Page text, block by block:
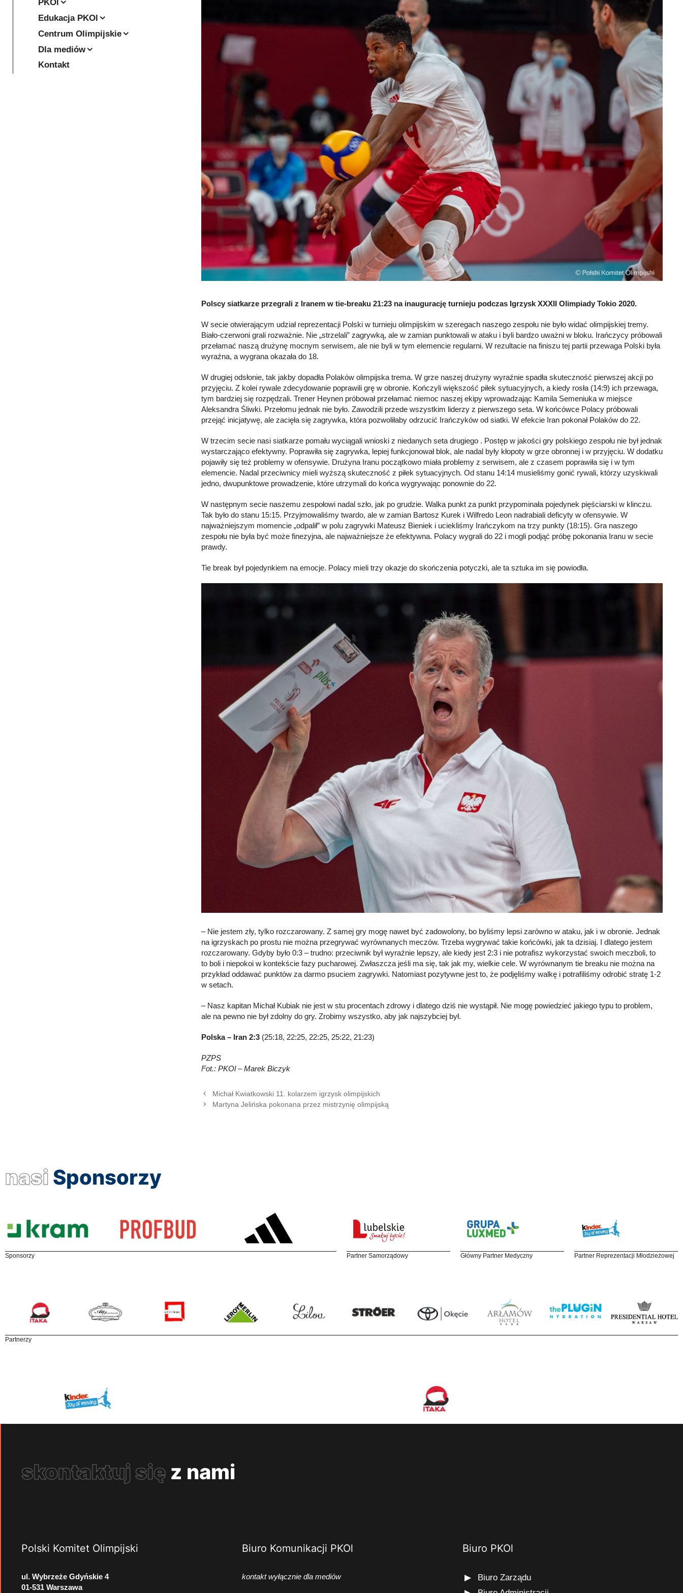
Polscy siatkarze przegrali z Iranem w tie-breaku 21:23 na inaugurację turnieju podczas Igrzysk XXXII Olimpiady Tokio 2020.
W secie otwierającym udział reprezentacji Polski w turnieju olimpijskim w szeregach naszego zespołu nie było widać olimpijskiej tremy.
Biało-czerwoni grali rozważnie. Nie „strzelali” zagrywką, ale w zamian punktowali w ataku i byli bardzo uważni w bloku. Irańczycy próbowali
przełamać naszą drużynę mocnym serwisem, ale nie byli w tym elemencie regularni. W rezultacie na finiszu tej partii przewaga Polski była
wyraźna, a wygrana okazała do 18.
W drugiej odsłonie, tak jakby dopadła Polaków olimpijska trema. W grze naszej drużyny wyraźnie spadła skuteczność pierwszej akcji po
przyjęciu. Z kolei rywale zdecydowanie poprawili grę w obronie. Kończyli większość piłek sytuacyjnych, a kiedy rosła (14:9) ich przewaga,
tym bardziej się rozpędzali. Trener Heynen próbował przełamać niemoc naszej ekipy wprowadzając Kamila Semeniuka w miejsce
Aleksandra Śliwki. Przełomu jednak nie było. Zawodzili przede wszystkim liderzy z pierwszego seta. W końcówce Polacy próbowali
przejąć inicjatywę, ale zacięła się zagrywka, która pozwoliłaby odrzucić Irańczyków od siatki. W efekcie Iran pokonał Polaków do 22.
W trzecim secie nasi siatkarze pomału wyciągali wnioski z niedanych seta drugiego . Postęp w jakości gry polskiego zespołu nie był jednak
wystarczająco efektywny. Poprawiła się zagrywka, lepiej funkcjonował blok, ale nadal były kłopoty w grze obronnej i w przyjęciu. W dodatku
pojawiły się też problemy w ofensywie. Drużyna Iranu początkowo miała problemy z serwisem, ale z czasem poprawiła się i w tym
elemencie. Nadal przeciwnicy mieli wyższą skuteczność z piłek sytuacyjnych. Od stanu 14:14 musieliśmy gonić rywali, którzy uzyskiwali
jedno, dwupunktowe prowadzenie, które utrzymali do końca wygrywając ponownie do 22.
W następnym secie naszemu zespołowi nadal szło, jak po grudzie. Walka punkt za punkt przypominała pojedynek pięściarski w klinczu.
Tak było do stanu 15:15. Przyjmowaliśmy twardo, ale w zamian Bartosz Kurek i Wilfredo Leon nadrabiali deficyty w ofensywie. W
najważniejszym momencie „odpalił” w polu zagrywki Mateusz Bieniek i uciekliśmy Irańczykom na trzy punkty (18:15). Gra naszego
zespołu nie była być może finezyjna, ale najważniejsze że efektywna. Polacy wygrali do 22 i mogli podjąć próbę pokonania Iranu w secie
prawdy.
Tie break był pojedynkiem na emocje. Polacy mieli trzy okazje do skończenia potyczki, ale ta sztuka im się powiodła.
– Nie jestem zły, tylko rozczarowany. Z samej gry mogę nawet być zadowolony, bo byliśmy lepsi zarówno w ataku, jak i w obronie. Jednak
na igrzyskach po prostu nie można przegrywać wyrównanych meczów. Trzeba wygrywać takie końcówki, jak ta dzisiaj. I dlatego jestem
rozczarowany. Gdyby było 0:3 – trudno: przeciwnik był wyraźnie lepszy, ale kiedy jest 2:3 i nie potrafisz wykorzystać swoich meczboli, to
to boli i niepokoi w kontekście fazy pucharowej. Zwłaszcza jeśli ma się, tak jak my, wielkie cele. W wyrównanym tie breaku nie można na
przykład oddawać punktów za darmo psuciem zagrywki. Natomiast pozytywne jest to, że podjęliśmy walkę i potrafiliśmy odrobić stratę 1-2
w setach.
– Nasz kapitan Michał Kubiak nie jest w stu procentach zdrowy i dlatego dziś nie wystąpił. Nie mogę powiedzieć jakiego typu to problem,
ale na pewno nie był zdolny do gry. Zrobimy wszystko, aby jak najszybciej był.
Polska – Iran 2:3 (25:18, 22:25, 22:25, 25:22, 21:23)
PZPS
Fot.: PKOl – Marek Biczyk
Michał Kwiatkowski 11. kolarzem igrzysk olimpijskich
Martyna Jelińska pokonana przez mistrzynię olimpijską
PKOl
Edukacja PKOl
Centrum Olimpijskie
Dla mediów
Kontakt
nasi Sponsorzy
Sponsorzy Partner Samorządowy Główny Partner Medyczny Partner Reprezentacji Młodzieżowej
Partnerzy
skontaktuj się z nami
Polski Komitet Olimpijski
ul. Wybrzeże Gdyńskie 4
01-531 Warszawa
Biuro Komunikacji PKOl
kontakt wyłącznie dla mediów
Biuro PKOl
Biuro Zarządu